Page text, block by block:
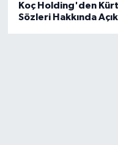
Koç Holding'den Kürt
Sözleri Hakkında